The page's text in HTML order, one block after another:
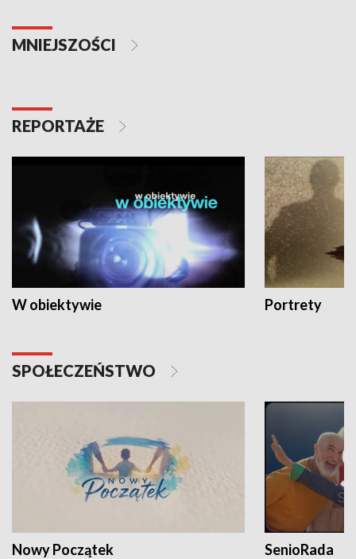
MNIEJSZOŚCI
REPORTAŻE
W obiektywie Portrety
SPOŁECZEŃSTWO
Nowy Początek SenioRada